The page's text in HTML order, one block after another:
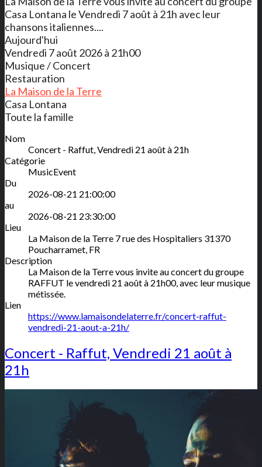
Casa Lontana le Vendredi 7 août à 21h avec leur
chansons italiennes....
Aujourd'hui
Vendredi 7 août 2026 à 21h00
Musique / Concert
Restauration
La Maison de la Terre
Casa Lontana
Toute la famille
Nom
Concert - Raffut, Vendredi 21 août à 21h
Catégorie
MusicEvent
Du
2026-08-21 21:00:00
au
2026-08-21 23:30:00
Lieu
La Maison de la Terre 7 rue des Hospitaliers 31370
Poucharramet FR
Description
La Maison de la Terre vous invite au concert du groupe
RAFFUT le vendredi 21 août à 21h00, avec leur musique
métissée.
Lien
https://www.lamaisondelaterre.fr/concert-raffut-
vendredi-21-aout-a-21h/
Concert - Raffut, Vendredi 21 août à
21h